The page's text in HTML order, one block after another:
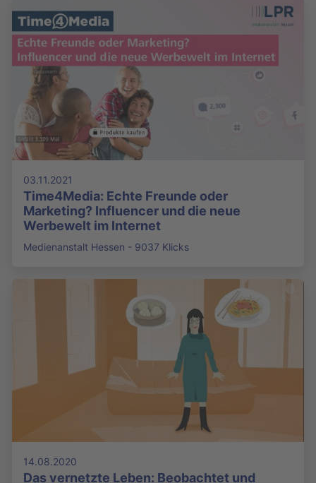
03.11.2021
Time4Media: Echte Freunde oder
Marketing? Influencer und die neue
Werbewelt im Internet
Medienanstalt Hessen - 9037 Klicks
14.08.2020
Das vernetzte Leben: Beobachtet und